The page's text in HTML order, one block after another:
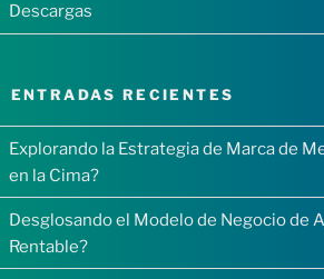
Descargas
ENTRADAS RECIENTES
Explorando la Estrategia de Marca de
en la Cima?
Desglosando el Modelo de Negocio de
Rentable?